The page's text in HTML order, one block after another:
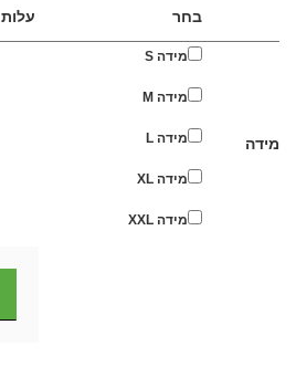
בחר
מידה
מידה S
מידה M
מידה L
מידה XL
מידה XXL